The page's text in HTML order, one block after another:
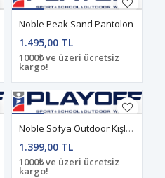
Noble Peak Sand Pantolon
1.495,00 TL
1000₺ ve üzeri ücretsiz
kargo!
Noble Sofya Outdoor Kışlık Pantolon Haki
1.399,00 TL
1000₺ ve üzeri ücretsiz
kargo!